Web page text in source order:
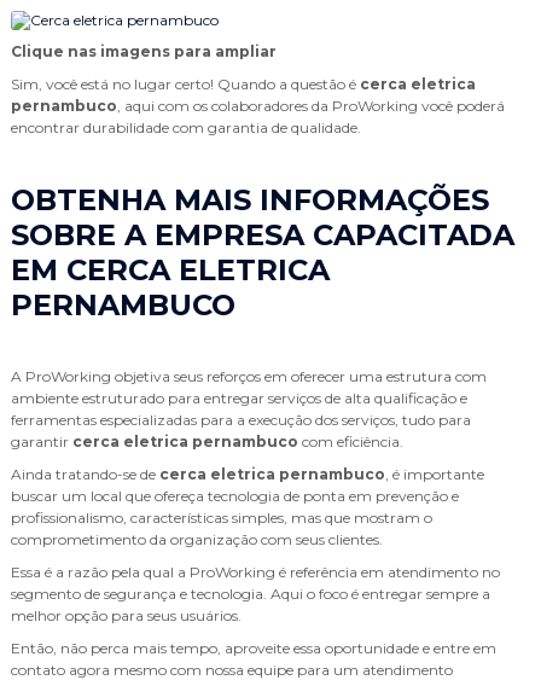
Clique nas imagens para ampliar
Sim, você está no lugar certo! Quando a questão é cerca eletrica
pernambuco , aqui com os colaboradores da ProWorking você poderá
encontrar durabilidade com garantia de qualidade.
OBTENHA MAIS INFORMAÇÕES
SOBRE A EMPRESA CAPACITADA
EM CERCA ELETRICA
PERNAMBUCO
A ProWorking objetiva seus reforços em oferecer uma estrutura com
ambiente estruturado para entregar serviços de alta qualificação e
ferramentas especializadas para a execução dos serviços, tudo para
garantir cerca eletrica pernambuco com eficiência.
Ainda tratando-se de cerca eletrica pernambuco , é importante
buscar um local que ofereça tecnologia de ponta em prevenção e
profissionalismo, características simples, mas que mostram o
comprometimento da organização com seus clientes.
Essa é a razão pela qual a ProWorking é referência em atendimento no
segmento de segurança e tecnologia. Aqui o foco é entregar sempre a
melhor opção para seus usuários.
Então, não perca mais tempo, aproveite essa oportunidade e entre em
contato agora mesmo com nossa equipe para um atendimento